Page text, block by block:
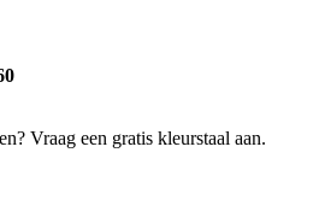
Vraag een gratis kleurstaal aan.